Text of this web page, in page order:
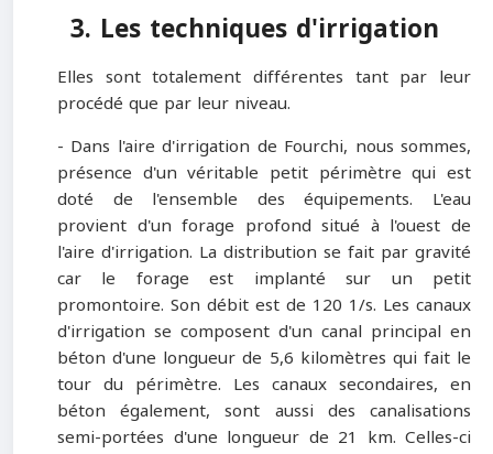
3. Les techniques d'irrigation
Elles sont totalement différentes tant par leur
procédé que par leur niveau.
- Dans l'aire d'irrigation de Fourchi, nous sommes,
présence d'un véritable petit périmètre qui est
doté de l'ensemble des équipements. L'eau
provient d'un forage profond situé à l'ouest de
l'aire d'irrigation. La distribution se fait par gravité
car le forage est implanté sur un petit
promontoire. Son débit est de 120 1/s. Les canaux
d'irrigation se composent d'un canal principal en
béton d'une longueur de 5,6 kilomètres qui fait le
tour du périmètre. Les canaux secondaires, en
béton également, sont aussi des canalisations
semi-portées d'une longueur de 21 km. Celles-ci